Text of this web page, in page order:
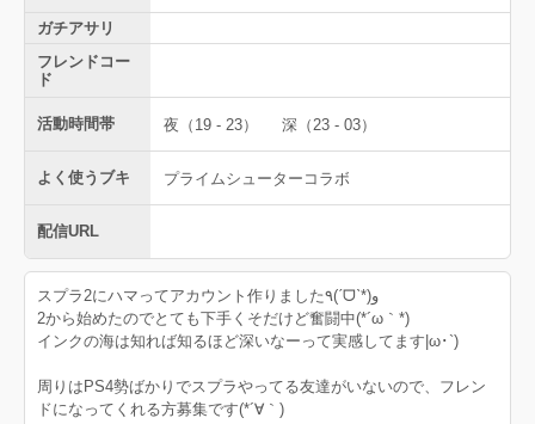
ガチアサリ
フレンドコー
ド
活動時間帯 夜（19 - 23） 深（23 - 03）
よく使うブキ プライムシューターコラボ
配信URL
スプラ2にハマってアカウント作りました٩(ˊᗜˋ*)و
2から始めたのでとても下手くそだけど奮闘中(*´ω｀*)
インクの海は知れば知るほど深いなーって実感してます|ω･`)
周りはPS4勢ばかりでスプラやってる友達がいないので、フレン
ドになってくれる方募集です(*´∀｀)